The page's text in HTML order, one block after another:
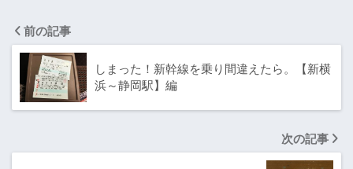
前の記事
しまった！新幹線を乗り間違えたら。【新横
浜～静岡駅】編
次の記事